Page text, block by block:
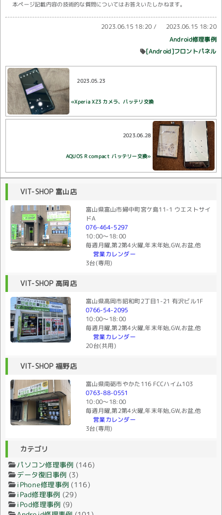
本ページ記載内容の技術的な質問についてはお答えいたしかねます。
2023.06.15 18:20 / 2023.06.15 18:20
Android修理事例
[Android]フロントパネル
2023.05.23
«Xperia XZ3 カメラ、バッテリ交換
2023.06.28
AQUOS R compact バッテリー交換»
VIT-SHOP 富山店
富山県富山市婦中町宮ケ島11-1 ウエストサイ
ドA
076-464-5297
10:00〜18:00
毎週月曜,第2第4火曜,年末年始,GW,お盆,他
営業カレンダー
3台(専用)
VIT-SHOP 高岡店
富山県高岡市昭和町2丁目1-21 有沢ビル1F
0766-54-2095
10:00〜18:00
毎週月曜,第2第4火曜,年末年始,GW,お盆,他
営業カレンダー
20台(共用)
VIT-SHOP 福野店
富山県南砺市やかた116 FCCハイム103
0763-88-0551
10:00〜18:00
毎週月曜,第2第4火曜,年末年始,GW,お盆,他
営業カレンダー
3台(専用)
カテゴリ
パソコン修理事例 (146)
データ復旧事例 (3)
iPhone修理事例 (116)
iPad修理事例 (29)
iPod修理事例 (9)